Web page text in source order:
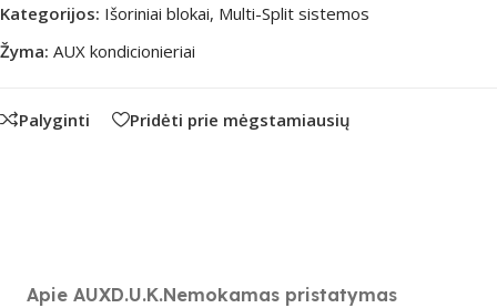
Kategorijos: Išoriniai blokai, Multi-Split sistemos
Žyma: AUX kondicionieriai
Palyginti Pridėti prie mėgstamiausių
Apie AUXD.U.K.Nemokamas pristatymas